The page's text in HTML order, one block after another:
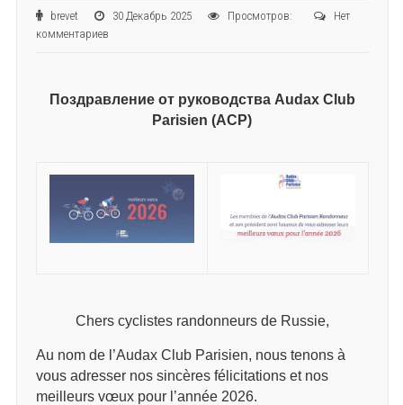
brevet 30 Декабрь 2025 Просмотров:
Нет
комментариев
Поздравление от руководства Audax Club
Parisien (ACP)
Chers cyclistes randonneurs de Russie,
Au nom de l’Audax Club Parisien, nous tenons à
vous adresser nos sincères félicitations et nos
meilleurs vœux pour l’année 2026.